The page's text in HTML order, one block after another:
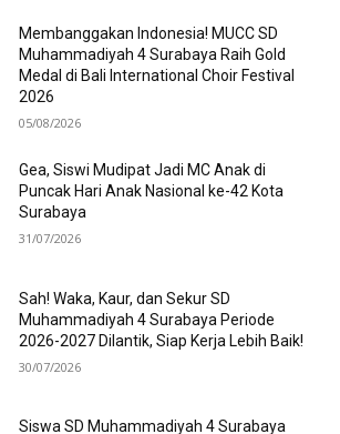
Membanggakan Indonesia! MUCC SD
Muhammadiyah 4 Surabaya Raih Gold
Medal di Bali International Choir Festival
2026
05/08/2026
Gea, Siswi Mudipat Jadi MC Anak di
Puncak Hari Anak Nasional ke-42 Kota
Surabaya
31/07/2026
Sah! Waka, Kaur, dan Sekur SD
Muhammadiyah 4 Surabaya Periode
2026-2027 Dilantik, Siap Kerja Lebih Baik!
30/07/2026
Siswa SD Muhammadiyah 4 Surabaya